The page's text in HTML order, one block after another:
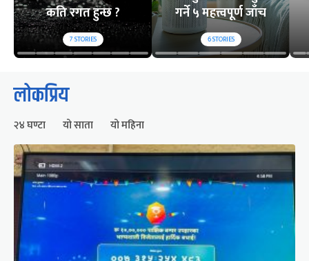
कति रगत हुन्छ ?
7STORIES
गर्ने ५ महत्त्वपूर्ण जाँच
6STORIES
लोकप्रिय
२४ घण्टा यो साता यो महिना